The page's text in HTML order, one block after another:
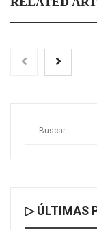
Toro Tapas
mediodía hasta el
▷ ÚLTIMAS